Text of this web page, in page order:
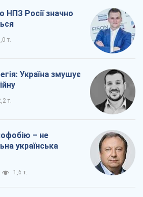
НПЗ Росії значно
т.
Україна змушує
т.
– не
українська
1,6 т.